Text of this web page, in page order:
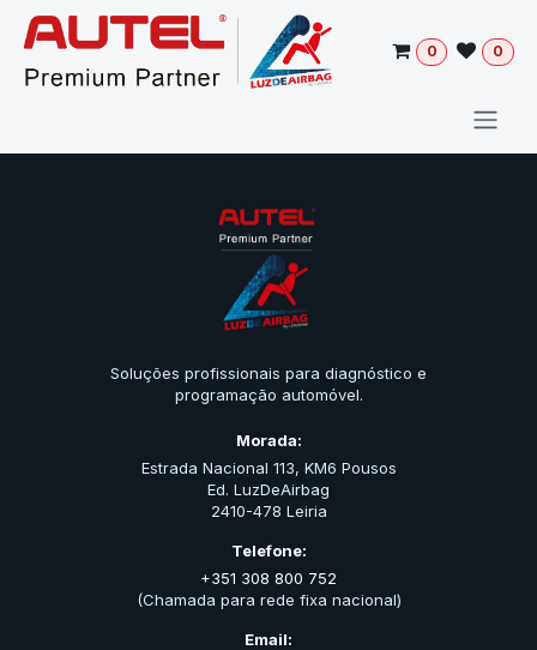
Pular para o conteúdo
0 0
Soluções profissionais para diagnóstico e
programação automóvel.
Morada:
Estrada Nacional 113, KM6 Pousos
Ed. LuzDeAirbag
2410-478 Leiria
Telefone:
+351 308 800 752
(Chamada para rede fixa nacional)
Email: